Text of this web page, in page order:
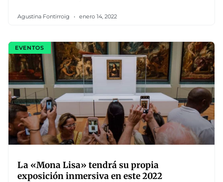
Agustina Fontirroig enero 14, 2022
EVENTOS
La «Mona Lisa» tendrá su propia
exposición inmersiva en este 2022